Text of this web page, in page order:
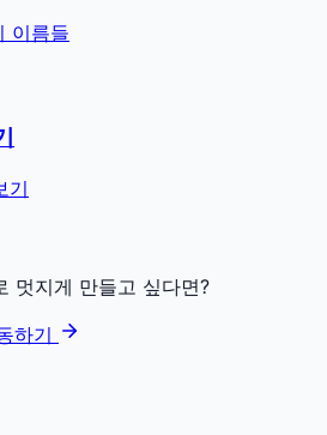
이름들
기
멋지게 만들고 싶다면?
하기